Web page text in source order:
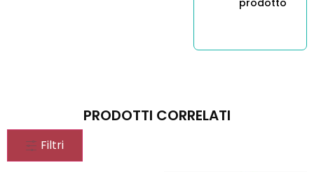
PRODOTTI CORRELATI
Filtri